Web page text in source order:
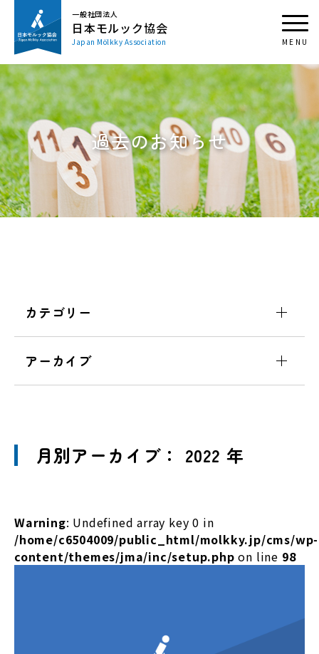
一般社団法人
日本モルック協会
Japan Mölkky Association
過去のお知らせ
月別アーカイブ： 2022 年
Warning: Undefined array key 0 in
/home/c6504009/public_html/molkky.jp/cms/wp-
content/themes/jma/inc/setup.php on line 98
カテゴリー
アーカイブ